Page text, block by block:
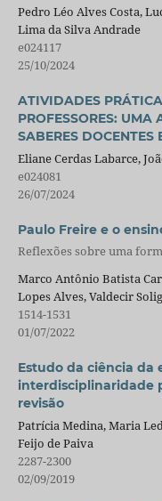
Pedro Léo Alves Costa,
Lima da Silva Andrade
e024117
25/10/2024
ATIVIDADES
PROFESSORES:
SABERES
Eliane Cerdas Labarce,
e024081
26/07/2024
Paulo Freire e o
Reflexões sobre uma
Marco Antônio Batista
Lopes Alves, Valdecir
1514-1531
01/07/2022
Estudo da ciência
interdisciplinaridade
revisão
Patrícia Medina, Maria
Feijo de Paiva
2287-2300
02/09/2019